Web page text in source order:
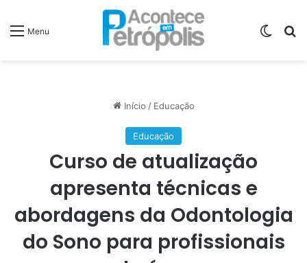
Menu
Início / Educação
Educação
Curso de atualização
apresenta técnicas e
abordagens da Odontologia
do Sono para profissionais